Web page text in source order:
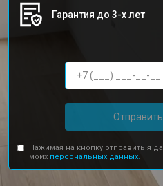
Гарантия до 3-х лет
Нажимая на кнопку отправить я
моих персональных данных.